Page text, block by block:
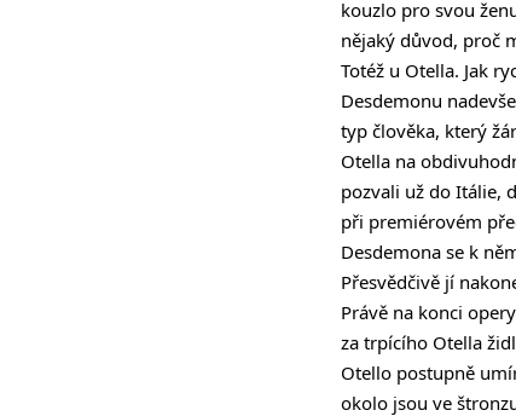
kouzlo pro svou
nějaký důvod, proč
Totéž u Otella. Jak
Desdemonu
typ člověka, který
Otella na
pozvali už do Itálie,
při premiérovém
Desdemona se k
Přesvědčivě jí
Právě na konci
za trpícího Otella
Otello postupně
okolo jsou ve